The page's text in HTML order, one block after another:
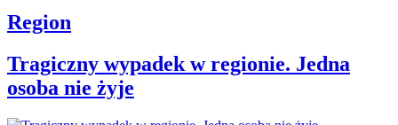
Region
Tragiczny wypadek w regionie. Jedna
osoba nie żyje